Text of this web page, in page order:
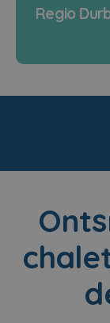
Regio